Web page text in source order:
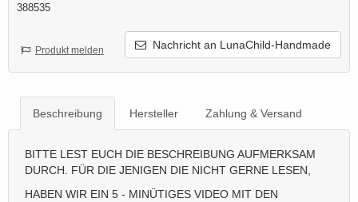
388535
Nachricht an LunaChild-Handmade
Produkt melden
Beschreibung Hersteller Zahlung & Versand
BITTE LEST EUCH DIE BESCHREIBUNG AUFMERKSAM
DURCH. FÜR DIE JENIGEN DIE NICHT GERNE LESEN,
HABEN WIR EIN 5 - MINÜTIGES VIDEO MIT DEN